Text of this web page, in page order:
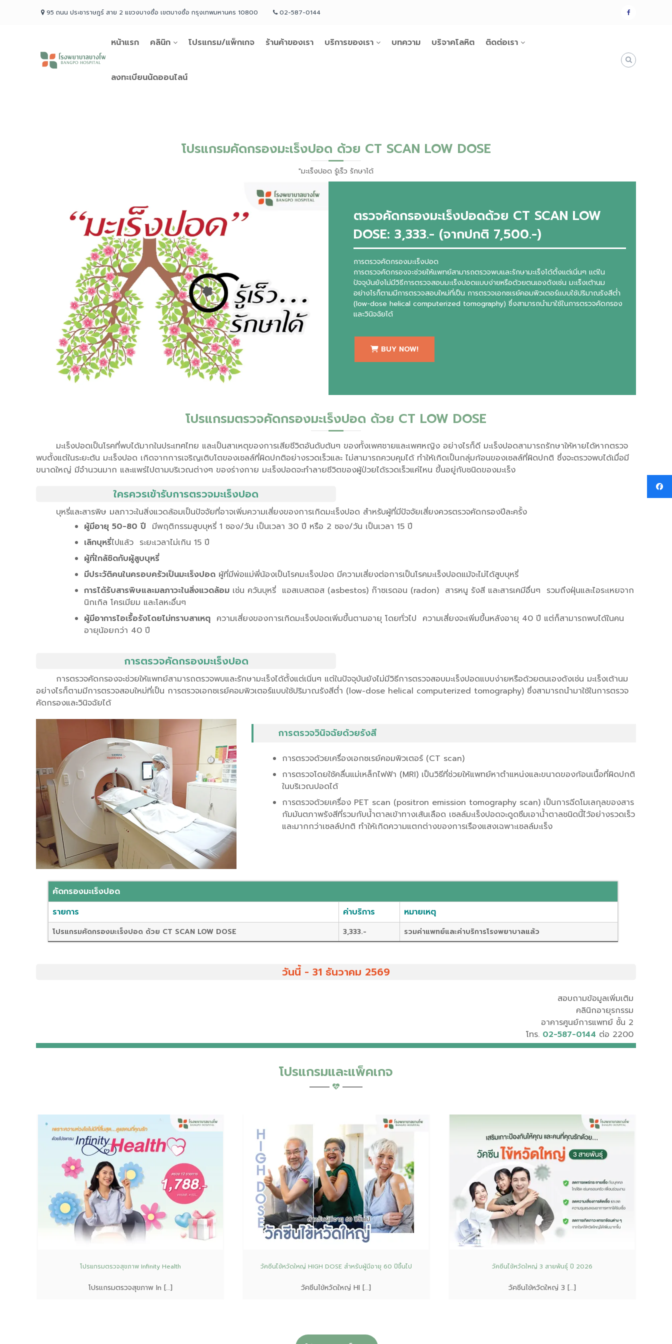
95 ถนน ประชาราษฎร์ สาย 2 แขวงบางซื่อ เขตบางซื่อ กรุงเทพมหานคร 10800 02-587-0144 แฟน
โรง
พยาบาล
บางโพ
หน้าแรก คลินิก โปรแกรม/แพ็กเกจ ร้านค้าของเรา บริการของเรา บทความ บริจาคโลหิต ติดต่อเรา
ลงทะเบียนนัดออนไลน์
โปรแกรมคัดกรองมะเร็งปอด ด้วย CT SCAN LOW DOSE
"มะเร็งปอด รู้เร็ว รักษาได้
ตรวจคัดกรองมะเร็งปอดด้วย CT SCAN LOW
DOSE: 3,333.- (จากปกติ 7,500.-)
การตรวจคัดกรองมะเร็งปอด
การตรวจคัดกรองจะช่วยให้แพทย์สามารถตรวจพบและรักษามะเร็งได้ตั้งแต่เนิ่นๆ แต่ใน
ปัจจุบันยังไม่มีวิธีการตรวจสอบมะเร็งปอดแบบง่ายหรือด้วยตนเองดังเช่น มะเร็งเต้านม
อย่างไรก็ตามมีการตรวจสอบใหม่ที่เป็น การตรวจเอกซเรย์คอมพิวเตอร์แบบใช้ปริมาณรังสีต่ำ
(low-dose helical computerized tomography) ซึ่งสามารถนำมาใช้ในการตรวจคัดกรอง
และวินิจฉัยได้
BUY NOW!
โปรแกรมตรวจคัดกรองมะเร็งปอด ด้วย CT LOW DOSE
มะเร็งปอดเป็นโรคที่พบได้มากในประเทศไทย และเป็นสาเหตุของการเสียชีวิตอันดับต้นๆ ของทั้งเพศชายและเพศหญิง อย่างไรก็ดี มะเร็งปอดสามารถรักษาให้หายได้หากตรวจ
พบตั้งแต่ในระยะต้น มะเร็งปอด เกิดจากการเจริญเติบโตของเซลล์ที่ผิดปกติอย่างรวดเร็วและ ไม่สามารถควบคุมได้ ทำให้เกิดเป็นกลุ่มก้อนของเซลล์ที่ผิดปกติ ซึ่งจะตรวจพบได้เมื่อมี
ขนาดใหญ่ มีจำนวนมาก และแพร่ไปตามบริเวณต่างๆ ของร่างกาย มะเร็งปอดจะทำลายชีวิตของผู้ป่วยได้รวดเร็วแค่ไหน ขึ้นอยู่กับชนิดของมะเร็ง
ใครควรเข้ารับการตรวจมะเร็งปอด
บุหรี่และสารพิษ มลภาวะในสิ่งแวดล้อมเป็นปัจจัยที่อาจเพิ่มความเสี่ยงของการเกิดมะเร็งปอด สำหรับผู้ที่มีปัจจัยเสี่ยงควรตรวจคัดกรองปีละครั้ง
ผู้มีอายุ 50-80 ปี มีพฤติกรรมสูบบุหรี่ 1 ซอง/วัน เป็นเวลา 30 ปี หรือ 2 ซอง/วัน เป็นเวลา 15 ปี
เลิกบุหรี่ไปแล้ว ระยะเวลาไม่เกิน 15 ปี
ผู้ที่ใกล้ชิดกับผู้สูบบุหรี่
มีประวัติคนในครอบครัวเป็นมะเร็งปอด ผู้ที่มีพ่อแม่พี่น้องเป็นโรคมะเร็งปอด มีความเสี่ยงต่อการเป็นโรคมะเร็งปอดแม้จะไม่ได้สูบบุหรี่
การได้รับสารพิษและมลภาวะในสิ่งแวดล้อม เช่น ควันบุหรี่ แอสเบสตอส (asbestos) ก๊าซเรดอน (radon) สารหนู รังสี และสารเคมีอื่นๆ รวมถึงฝุ่นและไอระเหยจาก
นิกเกิล โครเมียม และโลหะอื่นๆ
ผู้มีอาการไอเรื้อรังโดยไม่ทราบสาเหตุ ความเสี่ยงของการเกิดมะเร็งปอดเพิ่มขึ้นตามอายุ โดยทั่วไป ความเสี่ยงจะเพิ่มขึ้นหลังอายุ 40 ปี แต่ก็สามารถพบได้ในคน
อายุน้อยกว่า 40 ปี
การตรวจคัดกรองมะเร็งปอด
การตรวจคัดกรองจะช่วยให้แพทย์สามารถตรวจพบและรักษามะเร็งได้ตั้งแต่เนิ่นๆ แต่ในปัจจุบันยังไม่มีวิธีการตรวจสอบมะเร็งปอดแบบง่ายหรือด้วยตนเองดังเช่น มะเร็งเต้านม
อย่างไรก็ตามมีการตรวจสอบใหม่ที่เป็น การตรวจเอกซเรย์คอมพิวเตอร์แบบใช้ปริมาณรังสีต่ำ (low-dose helical computerized tomography) ซึ่งสามารถนำมาใช้ในการตรวจ
คัดกรองและวินิจฉัยได้
การตรวจวินิจฉัยด้วยรังสี
การตรวจด้วยเครื่องเอกซเรย์คอมพิวเตอร์ (CT scan)
การตรวจโดยใช้คลื่นแม่เหล็กไฟฟ้า (MRI) เป็นวิธีที่ช่วยให้แพทย์หาตำแหน่งและขนาดของก้อนเนื้อที่ผิดปกติ
ในบริเวณปอดได้
การตรวจด้วยเครื่อง PET scan (positron emission tomography scan) เป็นการฉีดโมเลกุลของสาร
กัมมันตภาพรังสีที่รวมกับน้ำตาลเข้าทางเส้นเลือด เซลล์มะเร็งปอดจะดูดซึมเอาน้ำตาลชนิดนี้ไว้อย่างรวดเร็ว
และมากกว่าเซลล์ปกติ ทำให้เกิดความแตกต่างของการเรืองแสงเฉพาะเซลล์มะเร็ง
คัดกรองมะเร็งปอด
รายการ
ค่าบริการ หมายเหตุ
โปรแกรมคัดกรองมะเร็งปอด ด้วย CT SCAN LOW DOSE 3,333.- รวมค่าแพทย์และค่าบริการโรงพยาบาลแล้ว
วันนี้ - 31 ธันวาคม 2569
สอบถามข้อมูลเพิ่มเติม
คลินิกอายุรกรรม
อาคารศูนย์การแพทย์ ชั้น 2
โทร. 02-587-0144 ต่อ 2200
โปรแกรมและแพ็คเกจ
โปรแกรมตรวจสุขภาพ Infinity Health
โปรแกรมตรวจสุขภาพ In […]
วัคซีนไข้หวัดใหญ่ HIGH DOSE สำหรับผู้มีอายุ 60 ปีขึ้นไป
วัคซีนไข้หวัดใหญ่ HI […]
วัคซีนไข้หวัดใหญ่ 3 สายพันธุ์ ปี 2026
วัคซีนไข้หวัดใหญ่ 3 […]